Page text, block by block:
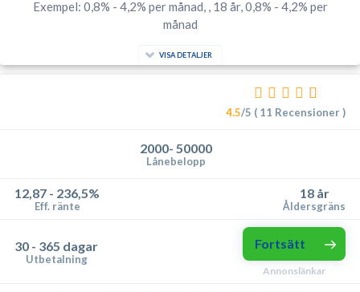
Exempel: 0,8% - 4,2% per månad, , 18 år, 0,8% - 4,2% per
månad
VISA DETALJER
4.5/5 ( 11 Recensioner )
2000- 50000
Lånebelopp
12,87 - 236,5%
Eff. ränte
18 år
Åldersgräns
30 - 365 dagar
Utbetalning
Fortsätt
Annonslänkar